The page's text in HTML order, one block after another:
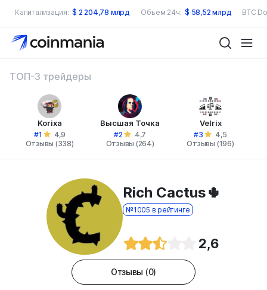
Капитализация: $ 2 204,78 млрд Объем 24ч: $ 58,52 млрд BTC
ТОП-3 трейдеры
Korixa
#1
4,9
Отзывы (338)
Высшая Точка
#2
4,7
Отзывы (264)
Velrix
#3
4,5
Отзывы (196)
Rich Cactus🌵
№1005 в рейтинге
2,6
Отзывы (0)